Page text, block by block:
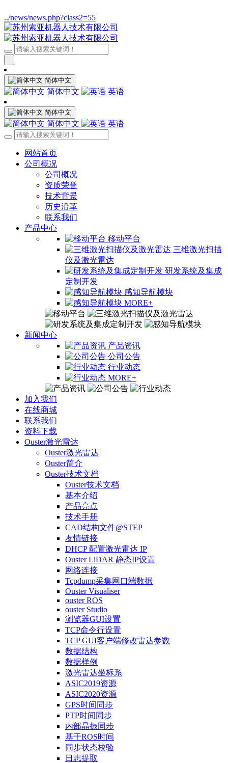
../news/news.php?class2=55
简体中文
简体中文 英语
简体中文
简体中文 英语
网站首页
公司概况
公司概况
资质荣誉
技术背景
历史沿革
联系我们
产品中心
移动平台
三维激光扫描
仪及激光雷达
研发系统及集成
定制开发
感知导航模块
MORE+
新闻中心
产品资讯
公司公告
行业动态
MORE+
加入我们
在线商城
联系我们
资料下载
Ouster激光雷达
Ouster激光雷达
Ouster简介
Ouster技术文档
Ouster技术文档
基本介绍
产品亮点
技术手册
CAD结构文件@STEP
友情链接
DHCP 配置激光雷达 IP
Ouster LiDAR 静态IP设置
网络连接
Tcpdump采集网口端数据
Ouster Visualiser
ouster ROS
ouster Studio
浏览器GUI设置
TCP命令行设置
TCP GUI客户端修改雷达参数
数据结构
数据样例
激光雷达坐标系
ASIC2019资源
ASIC2020资源
GPS时间同步
PTP时间同步
内部晶振同步
基于ROS时间
同步状态校验
日志提取